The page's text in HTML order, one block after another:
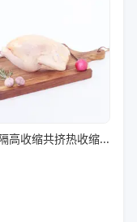
PE非阻隔高收缩共挤热收缩膜S83